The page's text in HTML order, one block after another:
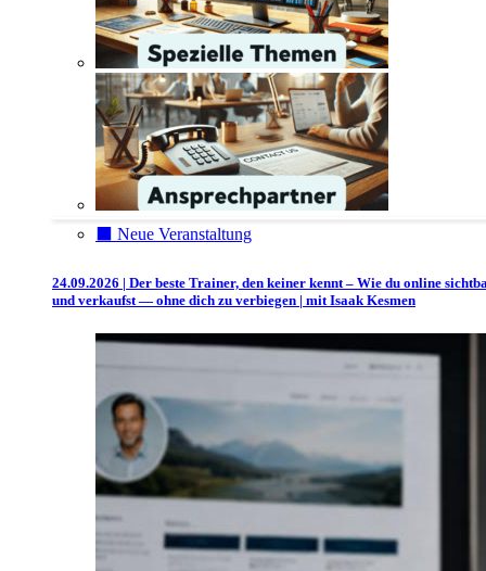
⬛️ Neue Veranstaltung
24.09.2026 | Der beste Trainer, den keiner kennt – Wie du online
und verkaufst — ohne dich zu verbiegen | mit Isaak Kesmen